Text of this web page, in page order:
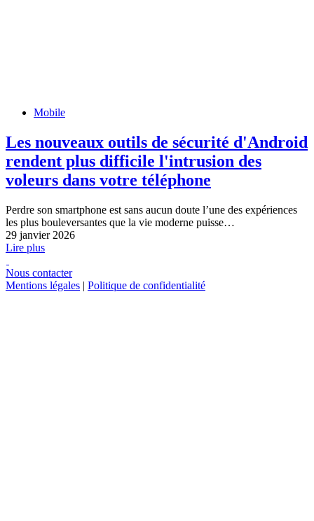
Mobile
Les nouveaux outils de sécurité d'Android
rendent plus difficile l'intrusion des
voleurs dans votre téléphone
Perdre son smartphone est sans aucun doute l’une des expériences
les plus bouleversantes que la vie moderne puisse…
29 janvier 2026
Lire plus
Nous contacter
Mentions légales | Politique de confidentialité